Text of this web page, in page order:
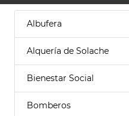
Albufera
Alquería de Solache
Bienestar Social
Bomberos